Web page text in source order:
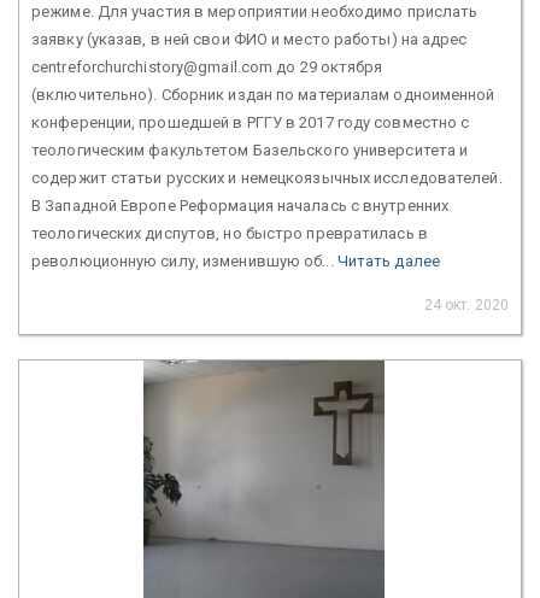
режиме. Для участия в мероприятии необходимо прислать
заявку (указав, в ней свои ФИО и место работы) на адрес
centreforchurchistory@gmail.com до 29 октября
(включительно). Сборник издан по материалам одноименной
конференции, прошедшей в РГГУ в 2017 году совместно с
теологическим факультетом Базельского университета и
содержит статьи русских и немецкоязычных исследователей.
В Западной Европе Реформация началась с внутренних
теологических диспутов, но быстро превратилась в
революционную силу, изменившую об... Читать далее
24 окт. 2020